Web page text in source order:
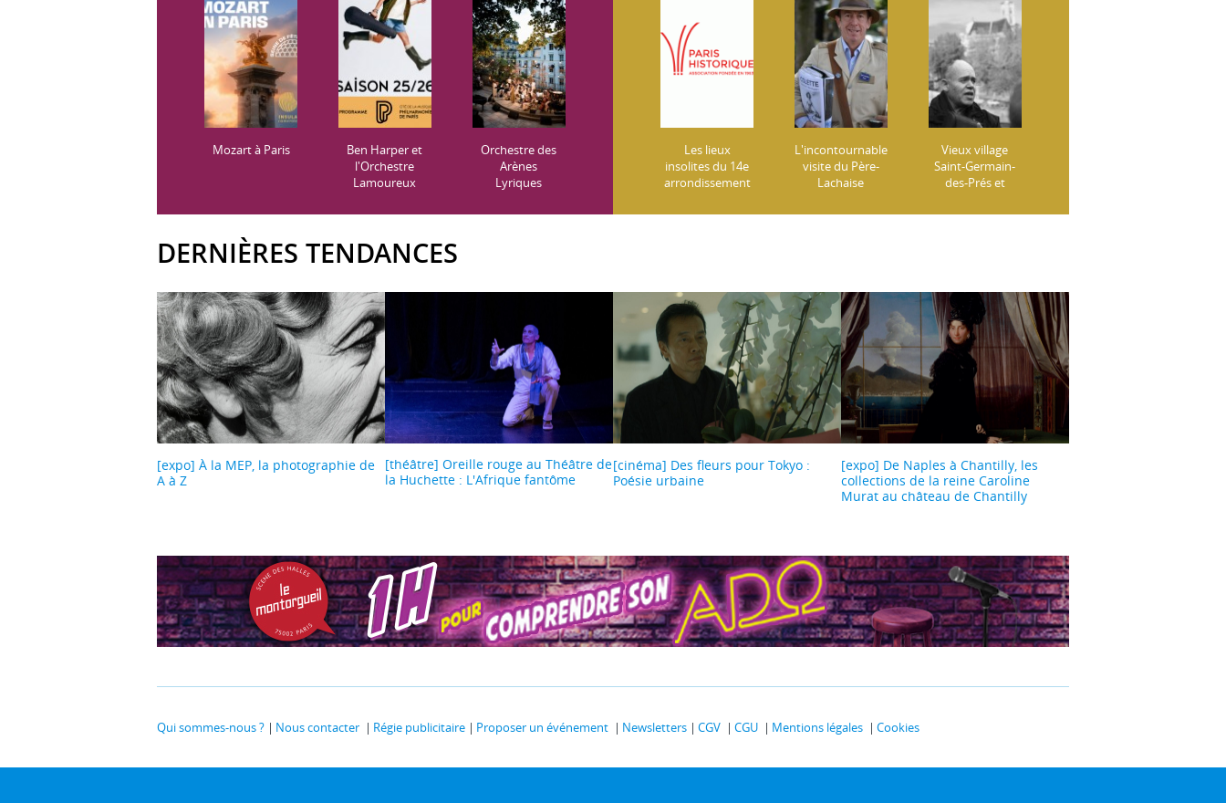
Mozart à Paris
Ben Harper et
l'Orchestre
Lamoureux
Orchestre des
Arènes
Lyriques
Les lieux
insolites du 14e
arrondissement
L'incontournable
visite du Père-
Lachaise
légendes) : vivez
Vieux village
Saint-Germain-
des-Prés et
mythiques et...
DERNIÈRES TENDANCES
[expo] À la MEP, la photographie de
A à Z
[théâtre] Oreille rouge au Théâtre de
la Huchette : L'Afrique fantôme
[cinéma] Des fleurs pour Tokyo :
Poésie urbaine
[expo] De Naples à Chantilly, les
collections de la reine Caroline
Murat au château de Chantilly
Qui sommes-nous ? Nous contacter Régie publicitaire Proposer un événement Newsletters CGV CGU Mentions légales Cookies